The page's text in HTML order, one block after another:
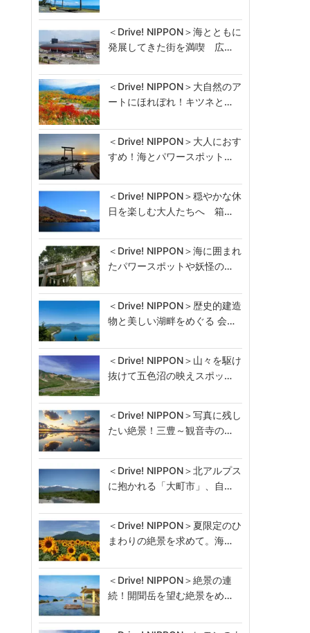
＜Drive! NIPPON＞海とともに
発展してきた街を満喫 広…
＜Drive! NIPPON＞大自然のア
ートにほれぼれ！キツネと…
＜Drive! NIPPON＞大人におす
すめ！海とパワースポット…
＜Drive! NIPPON＞穏やかな休
日を楽しむ大人たちへ 箱…
＜Drive! NIPPON＞海に囲まれ
たパワースポットや妖怪の…
＜Drive! NIPPON＞歴史的建造
物と美しい湖畔をめぐる 会…
＜Drive! NIPPON＞山々を駆け
抜けて五色沼の映えスポッ…
＜Drive! NIPPON＞写真に残し
たい絶景！三豊～観音寺の…
＜Drive! NIPPON＞北アルプス
に抱かれる「大町市」、自…
＜Drive! NIPPON＞夏限定のひ
まわりの絶景を求めて。海…
＜Drive! NIPPON＞絶景の連
続！開聞岳を望む絶景をめ…